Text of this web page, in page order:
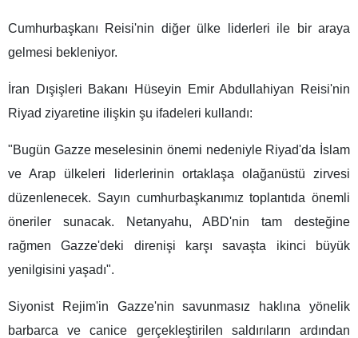
Cumhurbaşkanı Reisi'nin diğer ülke liderleri ile bir araya
gelmesi bekleniyor.
İran Dışişleri Bakanı Hüseyin Emir Abdullahiyan Reisi'nin
Riyad ziyaretine ilişkin şu ifadeleri kullandı:
"Bugün Gazze meselesinin önemi nedeniyle Riyad'da İslam
ve Arap ülkeleri liderlerinin ortaklaşa olağanüstü zirvesi
düzenlenecek. Sayın cumhurbaşkanımız toplantıda önemli
öneriler sunacak. Netanyahu, ABD'nin tam desteğine
rağmen Gazze'deki direnişi karşı savaşta ikinci büyük
yenilgisini yaşadı".
Siyonist Rejim'in Gazze'nin savunmasız haklına yönelik
barbarca ve canice gerçekleştirilen saldırıların ardından